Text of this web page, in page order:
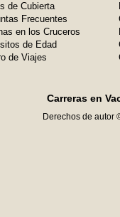
de Cubierta
Frecuentes
en los Cruceros
de Edad
de Viajes
Carreras en
Derechos de autor